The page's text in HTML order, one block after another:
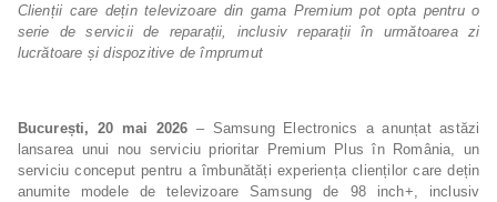
Clienții care dețin televizoare din gama Premium pot opta pentru o
serie de servicii de reparații, inclusiv reparații în următoarea zi
lucrătoare și dispozitive de împrumut
București, 20 mai 2026 – Samsung Electronics a anunțat astăzi
lansarea unui nou serviciu prioritar Premium Plus în România, un
serviciu conceput pentru a îmbunătăți experiența clienților care dețin
anumite modele de televizoare Samsung de 98 inch+, inclusiv